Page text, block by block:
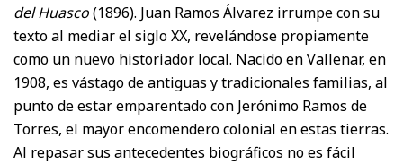
del Huasco(1896). Juan Ramos Álvarez irrumpe con su
texto al mediar el siglo XX, revelándose propiamente
como un nuevo historiador local. Nacido en Vallenar, en
1908, es vástago de antiguas y tradicionales familias, al
punto de estar emparentado con Jerónimo Ramos de
Torres, el mayor encomendero colonial en estas tierras.
Al repasar sus antecedentes biográficos no es fácil